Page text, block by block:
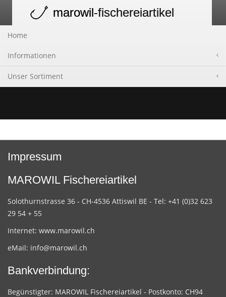
navigation
marowil-fischereiartikel
Home
Informationen
Unser Sortiment
Impressum
MAROWIL Fischereiartikel
Solothurnstrasse 36 - CH-4536 Attiswil BE - Tel: +41 (0)32 623
29 54 + 55
Internet: www.marowil.ch
eMail: info@marowil.ch
Bankverbindung:
Begünstigter: MAROWIL Fischereiartikel - Postkonto: CH94